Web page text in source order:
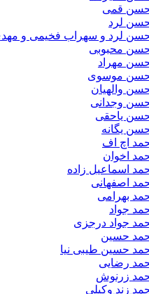
قمی
لرد
لرد و سهراب فخیمی و
محبوبی
مهراد
موسوی
والهیان
وجدانی
یاحقی
یگانه
اچ اف
اخوان
اسماعیل زاده
اصفهانی
بهرامی
جواد
جواد درجزی
حسین
حسین طیبی نیا
رضایی
زرنوش
زند وکیلی